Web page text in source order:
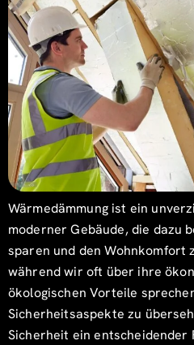
Wärmedämmung ist ein
moderner Gebäude, die dazu
sparen und den Wohnkomfort
während wir oft über ihre
ökologischen Vorteile
Sicherheitsaspekte zu
Sicherheit ein entscheidender